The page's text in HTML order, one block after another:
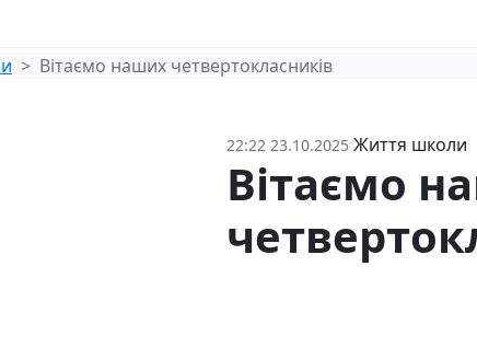
Вітаємо наших четвертокласників
22:22 23.10.2025 Життя школи
Вітаємо